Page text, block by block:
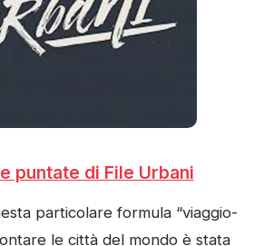
puntate di File Urbani
particolare formula “viaggio-
le città del mondo è stata